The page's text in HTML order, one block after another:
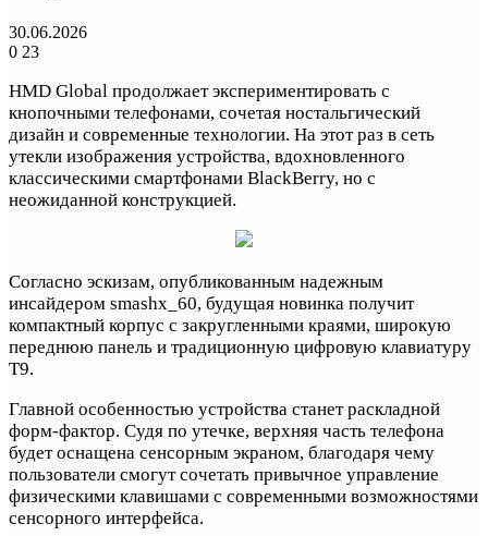
30.06.2026
0 23
HMD Global продолжает экспериментировать с
кнопочными телефонами, сочетая ностальгический
дизайн и современные технологии. На этот раз в сеть
утекли изображения устройства, вдохновленного
классическими смартфонами BlackBerry, но с
неожиданной конструкцией.
Согласно эскизам, опубликованным надежным
инсайдером smashx_60, будущая новинка получит
компактный корпус с закругленными краями, широкую
переднюю панель и традиционную цифровую клавиатуру
T9.
Главной особенностью устройства станет раскладной
форм-фактор. Судя по утечке, верхняя часть телефона
будет оснащена сенсорным экраном, благодаря чему
пользователи смогут сочетать привычное управление
физическими клавишами с современными возможностями
сенсорного интерфейса.